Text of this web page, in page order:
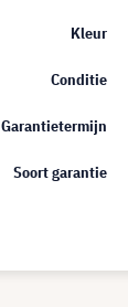
Kleur
Conditie
Garantietermijn
Soort garantie